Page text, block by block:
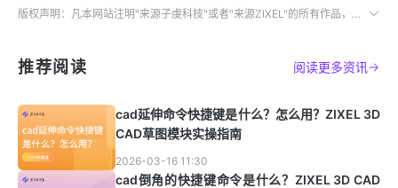
版权声明：凡本网站注明"来源子虔科技"或者"来源ZIXEL"的所有作品，均为本网站合法拥有版权的作品，未经本网站授权，任何媒体、网站、个人不得转载、链接、转帖或以其他方式使用。
推荐阅读 阅读更多资讯
cad延伸命令快捷键是什么？怎么用？ZIXEL 3D
CAD草图模块实操指南
2026-03-16 11:30
cad倒角的快捷键命令是什么？ZIXEL 3D CAD